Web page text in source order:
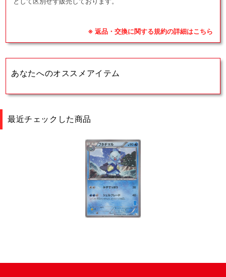
※ 返品・交換に関する規約の詳細はこちら
あなたへのオススメアイテム
最近チェックした商品